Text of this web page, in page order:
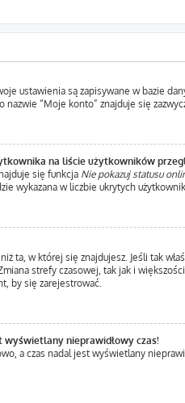
ustawienia są zapisywane w bazie
“Moje konto” znajduje się
na liście użytkowników
się funkcja Nie pokazuj statusu
wykazana w liczbie ukrytych
ta, w której się znajdujesz. Jeśli tak
strefy czasowej, tak jak i
by się zarejestrować.
wyświetlany nieprawidłowy czas!
a czas nadal jest wyświetlany